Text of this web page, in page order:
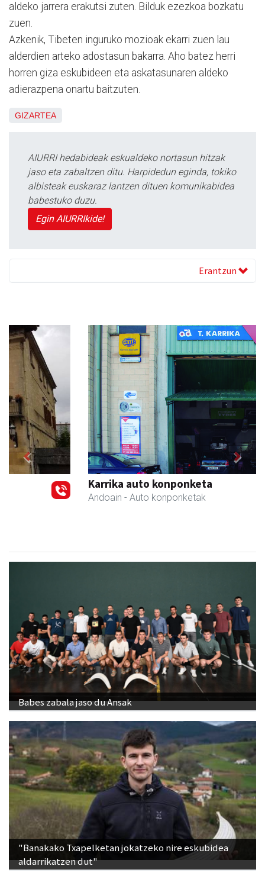
aldeko jarrera erakutsi zuten. Bilduk ezezkoa bozkatu
zuen.
Azkenik, Tibeten inguruko mozioak ekarri zuen lau
alderdien arteko adostasun bakarra. Aho batez herri
horren giza eskubideen eta askatasunaren aldeko
adierazpena onartu baitzuten.
GIZARTEA
AIURRI hedabideak eskualdeko nortasun hitzak
jaso eta zabaltzen ditu. Harpidedun eginda, tokiko
albisteak euskaraz lantzen dituen komunikabidea
babestuko duzu.
Egin AIURRIkide!
Erantzun
Karrika auto konponketa
- Auto konponketak
Previous Next
Babes zabala jaso du Ansak
"Banakako Txapelketan jokatzeko nire eskubidea
aldarrikatzen dut"